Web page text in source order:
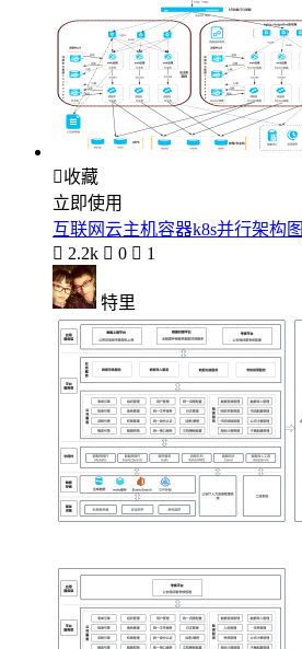
收藏
立即使用
互联网云主机容器k8s并行架构图
 2.2k  0  1
特里